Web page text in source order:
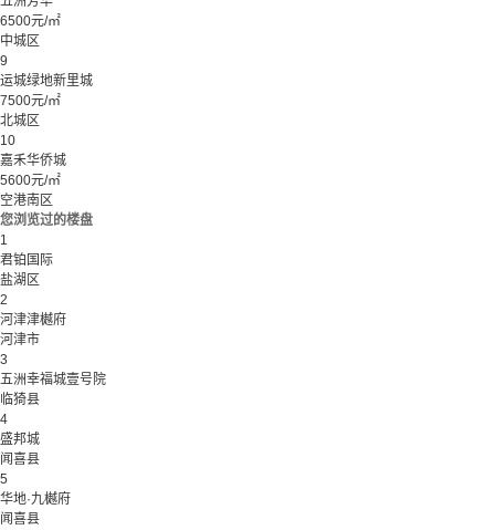
6500元/㎡
中城区
9
运城绿地新里城
7500元/㎡
北城区
10
嘉禾华侨城
5600元/㎡
空港南区
您浏览过的楼盘
1
君铂国际
盐湖区
2
河津津樾府
河津市
3
五洲幸福城壹号院
临猗县
4
盛邦城
闻喜县
5
华地·九樾府
闻喜县